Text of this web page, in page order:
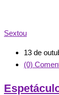
Sextou
13 de
(0)